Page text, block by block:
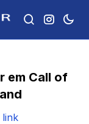
em Call of
link